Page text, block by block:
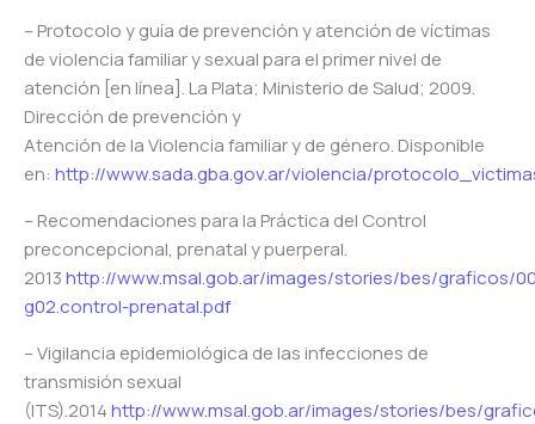
– Protocolo y guía de prevención y atención de víctimas
de violencia familiar y sexual para el primer nivel de
atención [en línea]. La Plata; Ministerio de Salud; 2009.
Dirección de prevención y
Atención de la Violencia familiar y de género. Disponible
en: http://www.sada.gba.gov.ar/violencia/
– Recomendaciones para la Práctica del Control
preconcepcional, prenatal y puerperal.
2013http://www.msal.gob.ar/images/stories/bes/graficos/
g02.control-prenatal.pdf
– Vigilancia epidemiológica de las infecciones de
transmisión sexual
(ITS).2014http://www.msal.gob.ar/images/stories/bes/